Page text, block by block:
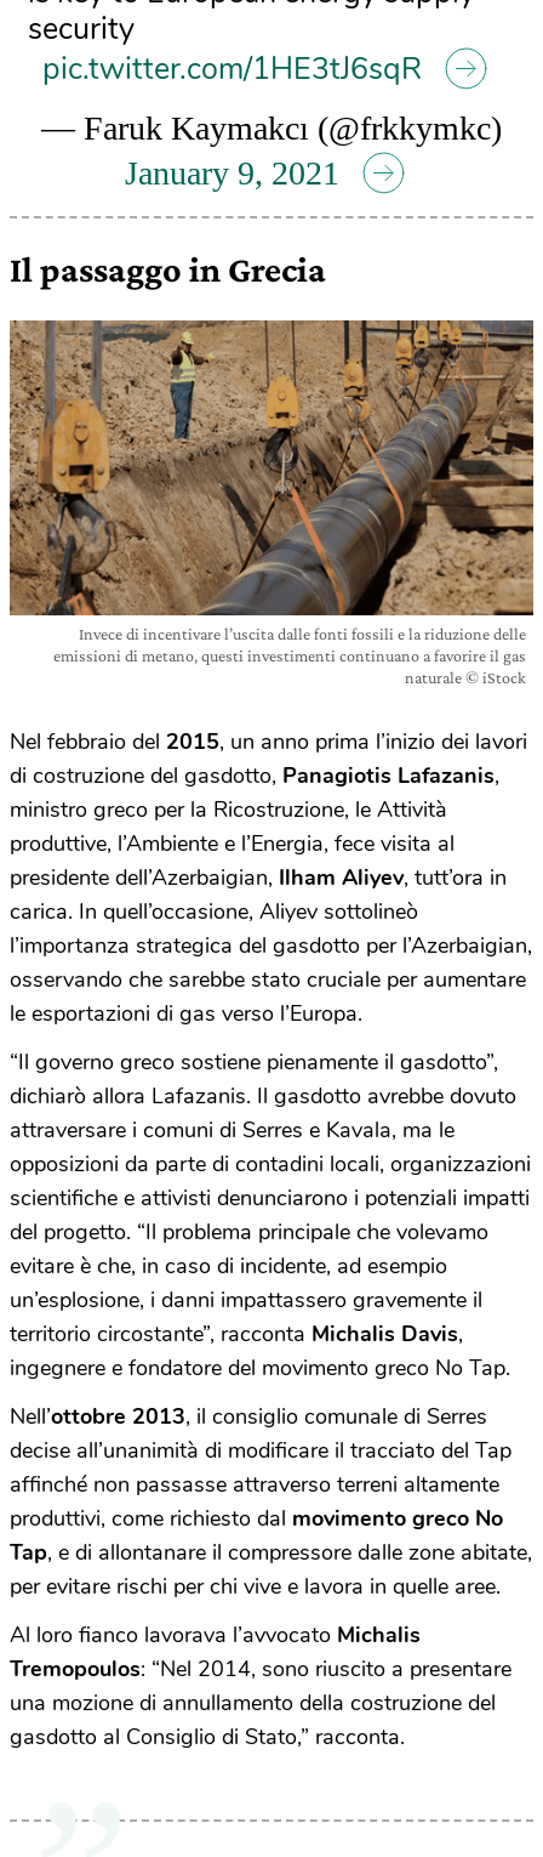
security
pic.twitter.com/1HE3tJ6sqR
— Faruk Kaymakcı (@frkkymkc)
January 9, 2021
Il passaggo in Grecia
Invece di incentivare l’uscita dalle fonti fossili e la riduzione delle
emissioni di metano, questi investimenti continuano a favorire il gas
naturale © iStock
Nel febbraio del 2015, un anno prima l’inizio dei lavori
di costruzione del gasdotto, Panagiotis Lafazanis,
ministro greco per la Ricostruzione, le Attività
produttive, l’Ambiente e l’Energia, fece visita al
presidente dell’Azerbaigian, Ilham Aliyev, tutt’ora in
carica. In quell’occasione, Aliyev sottolineò
l’importanza strategica del gasdotto per l’Azerbaigian,
osservando che sarebbe stato cruciale per aumentare
le esportazioni di gas verso l’Europa.
“Il governo greco sostiene pienamente il gasdotto”,
dichiarò allora Lafazanis. Il gasdotto avrebbe dovuto
attraversare i comuni di Serres e Kavala, ma le
opposizioni da parte di contadini locali, organizzazioni
scientifiche e attivisti denunciarono i potenziali impatti
del progetto. “Il problema principale che volevamo
evitare è che, in caso di incidente, ad esempio
un’esplosione, i danni impattassero gravemente il
territorio circostante”, racconta Michalis Davis,
ingegnere e fondatore del movimento greco No Tap.
Nell’ottobre 2013, il consiglio comunale di Serres
decise all’unanimità di modificare il tracciato del Tap
affinché non passasse attraverso terreni altamente
produttivi, come richiesto dal movimento greco No
Tap, e di allontanare il compressore dalle zone abitate,
per evitare rischi per chi vive e lavora in quelle aree.
Al loro fianco lavorava l’avvocato Michalis
Tremopoulos: “Nel 2014, sono riuscito a presentare
una mozione di annullamento della costruzione del
gasdotto al Consiglio di Stato,” racconta.